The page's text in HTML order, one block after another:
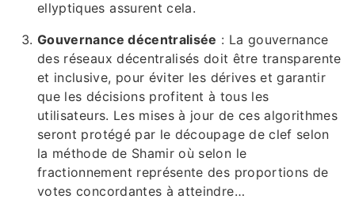
ellyptiques assurent cela.
Gouvernance décentralisée : La gouvernance
des réseaux décentralisés doit être transparente
et inclusive, pour éviter les dérives et garantir
que les décisions profitent à tous les
utilisateurs. Les mises à jour de ces algorithmes
seront protégé par le découpage de clef selon
la méthode de Shamir où selon le
fractionnement représente des proportions de
votes concordantes à atteindre…